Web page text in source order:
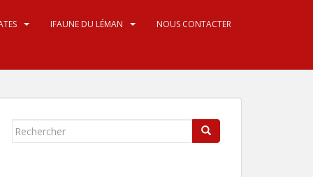
IFAUNE DU LÉMAN NOUS CONTACTER
Rechercher...